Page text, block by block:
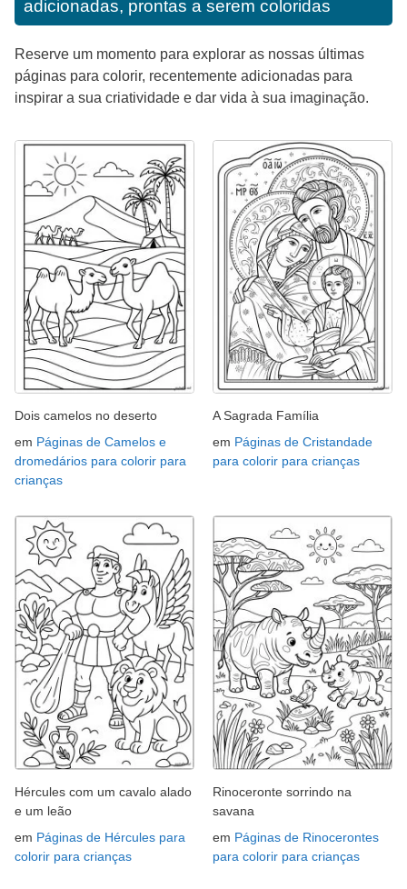
adicionadas, prontas a serem coloridas
Reserve um momento para explorar as nossas últimas
páginas para colorir, recentemente adicionadas para
inspirar a sua criatividade e dar vida à sua imaginação.
Dois camelos no deserto
em Páginas de Camelos e
dromedários para colorir para
crianças
A Sagrada Família
em Páginas de Cristandade
para colorir para crianças
Hércules com um cavalo alado
e um leão
em Páginas de Hércules para
colorir para crianças
Rinoceronte sorrindo na
savana
em Páginas de Rinocerontes
para colorir para crianças